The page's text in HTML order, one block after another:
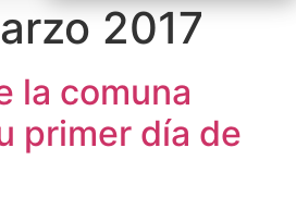
2017
la comuna
primer día de